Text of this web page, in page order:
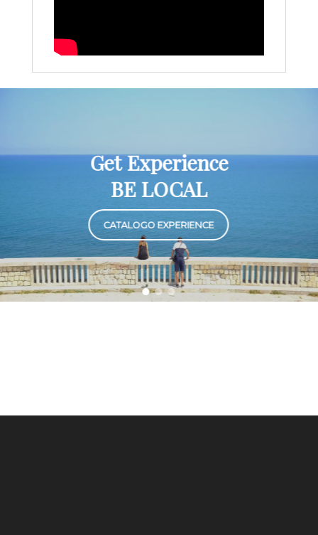
Get Experience
BE LOCAL
CATALOGO EXPERIENCE